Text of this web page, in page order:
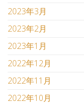
2023年3月
2023年2月
2023年1月
2022年12月
2022年11月
2022年10月